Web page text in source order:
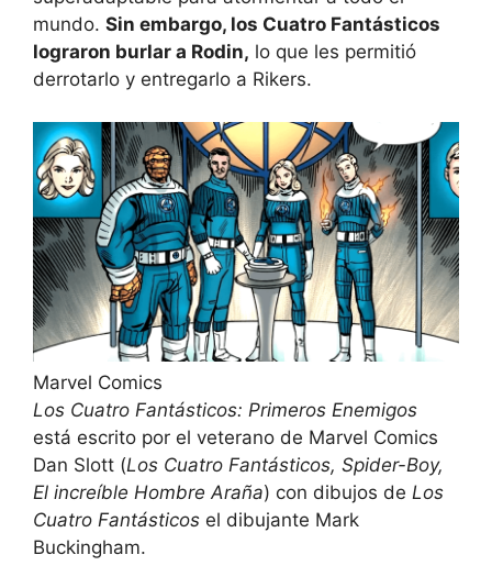
mundo. Sin embargo, los Cuatro Fantásticos
lograron burlar a Rodin, lo que les permitió
derrotarlo y entregarlo a Rikers.
Marvel Comics
Los Cuatro Fantásticos: Primeros Enemigos
está escrito por el veterano de Marvel Comics
Dan Slott (Los Cuatro Fantásticos, Spider-Boy,
El increíble Hombre Araña) con dibujos de Los
Cuatro Fantásticos el dibujante Mark
Buckingham.